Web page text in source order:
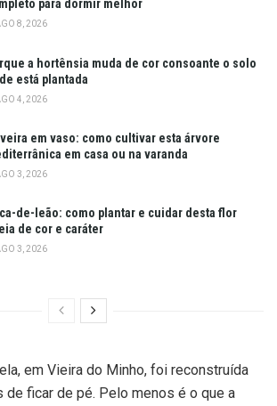
para dormir melhor
8, 2026
a hortênsia muda de cor consoante o solo
está plantada
4, 2026
em vaso: como cultivar esta árvore
em casa ou na varanda
3, 2026
de-leão: como plantar e cuidar desta flor
de cor e caráter
3, 2026
em Vieira do Minho, foi reconstruída
de ficar de pé. Pelo menos é o que a